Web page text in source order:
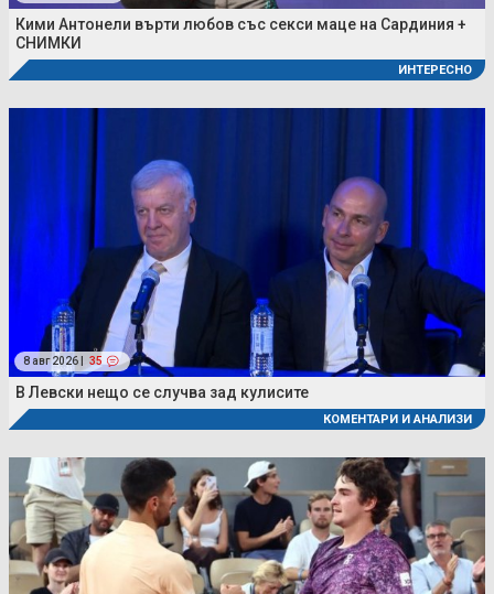
Кими Антонели върти любов със секси маце на Сардиния +
СНИМКИ
ИНТЕРЕСНО
8 авг 2026 | 35
В Левски нещо се случва зад кулисите
КОМЕНТАРИ И АНАЛИЗИ